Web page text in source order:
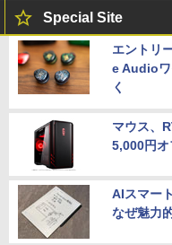
Special Site
エントリ
e Audioワ
く
マウス、
5,000円オ
AIスマー
なぜ魅力